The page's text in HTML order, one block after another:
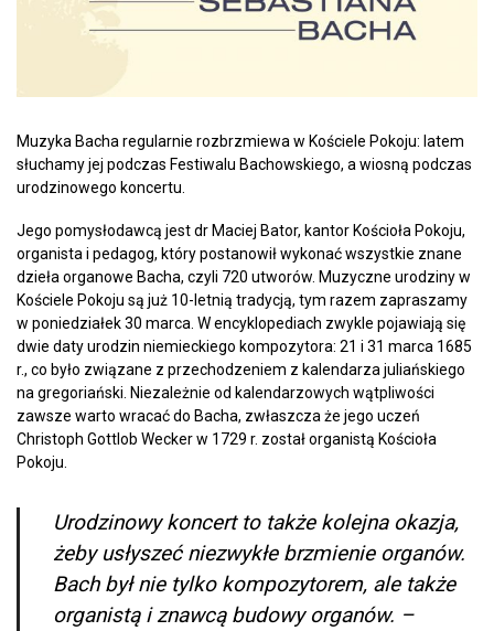
Muzyka Bacha regularnie rozbrzmiewa w Kościele Pokoju: latem
słuchamy jej podczas Festiwalu Bachowskiego, a wiosną podczas
urodzinowego koncertu.
Jego pomysłodawcą jest dr Maciej Bator, kantor Kościoła Pokoju,
organista i pedagog, który postanowił wykonać wszystkie znane
dzieła organowe Bacha, czyli 720 utworów. Muzyczne urodziny w
Kościele Pokoju są już 10-letnią tradycją, tym razem zapraszamy
w poniedziałek 30 marca. W encyklopediach zwykle pojawiają się
dwie daty urodzin niemieckiego kompozytora: 21 i 31 marca 1685
r., co było związane z przechodzeniem z kalendarza juliańskiego
na gregoriański. Niezależnie od kalendarzowych wątpliwości
zawsze warto wracać do Bacha, zwłaszcza że jego uczeń
Christoph Gottlob Wecker w 1729 r. został organistą Kościoła
Pokoju.
Urodzinowy koncert to także kolejna okazja,
żeby usłyszeć niezwykłe brzmienie organów.
Bach był nie tylko kompozytorem, ale także
organistą i znawcą budowy organów. –